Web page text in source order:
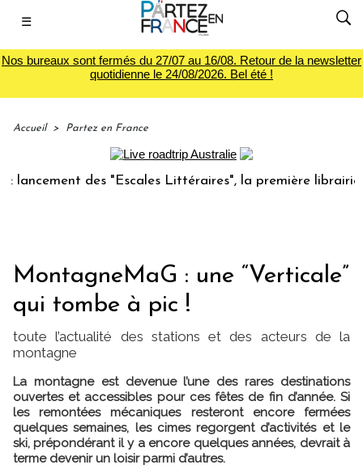
☰
Nos bureaux sont fermés du 27/07 au 16/08. Retour de la newsletter
quotidienne le 24/08/2026. Bel été !
Accueil > Partez en France
des "Escales Littéraires", la première librairie du
MontagneMaG : une “Verticale”
qui tombe à pic !
toute l’actualité des stations et des acteurs de la
montagne
La montagne est devenue l’une des rares destinations
ouvertes et accessibles pour ces fêtes de fin d’année. Si
les remontées mécaniques resteront encore fermées
quelques semaines, les cimes regorgent d’activités et le
ski, prépondérant il y a encore quelques années, devrait à
terme devenir un loisir parmi d’autres.